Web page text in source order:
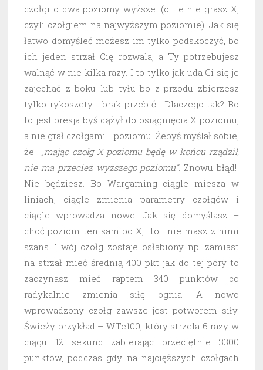
czołgi o dwa poziomy wyższe. (o ile nie grasz X,
czyli czołgiem na najwyższym poziomie). Jak się
łatwo domyśleć możesz im tylko podskoczyć, bo
ich jeden strzał Cię rozwala, a Ty potrzebujesz
walnąć w nie kilka razy. I to tylko jak uda Ci się je
zajechać z boku lub tyłu bo z przodu zbierzesz
tylko rykoszety i brak przebić. Dlaczego tak? Bo
to jest presja byś dążył do osiągnięcia X poziomu,
a nie grał czołgami I poziomu. Żebyś myślał sobie,
że „mając czołg X poziomu będę w końcu rządził,
nie ma przecież wyższego poziomu”. Znowu błąd!
Nie będziesz. Bo Wargaming ciągle miesza w
liniach, ciągle zmienia parametry czołgów i
ciągle wprowadza nowe. Jak się domyślasz –
choć poziom ten sam bo X, to… nie masz z nimi
szans. Twój czołg zostaje osłabiony np. zamiast
na strzał mieć średnią 400 pkt jak do tej pory to
zaczynasz mieć raptem 340 punktów co
radykalnie zmienia siłę ognia. A nowo
wprowadzony czołg zawsze jest potworem siły.
Świeży przykład – WTe100, który strzela 6 razy w
ciągu 12 sekund zabierając przeciętnie 3300
punktów, podczas gdy na najcięższych czołgach